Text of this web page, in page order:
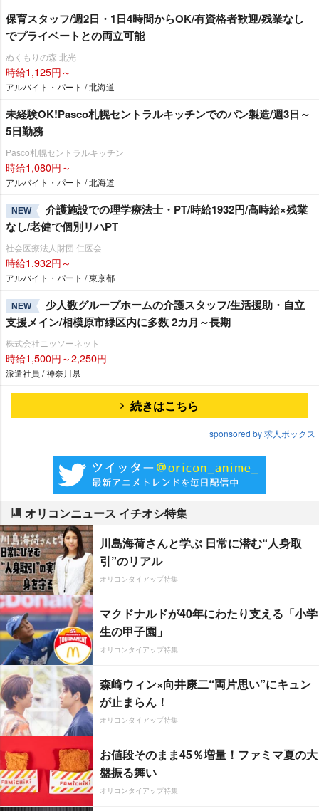
保育スタッフ/週2日・1日4時間からOK/有資格者歓迎/残業なし
でプライベートとの両立可能
ぬくもりの森 北光
時給1,125円～
アルバイト・パート / 北海道
未経験OK!Pasco札幌セントラルキッチンでのパン製造/週3日～
5日勤務
Pasco札幌セントラルキッチン
時給1,080円～
アルバイト・パート / 北海道
NEW
介護施設での理学療法士・PT/時給1932円/高時給×残業
なし/老健で個別リハPT
社会医療法人財団 仁医会
時給1,932円～
アルバイト・パート / 東京都
NEW
少人数グループホームの介護スタッフ/生活援助・自立
支援メイン/相模原市緑区内に多数 2カ月～長期
株式会社ニッソーネット
時給1,500円～2,250円
派遣社員 / 神奈川県
続きはこちら
sponsored by 求人ボックス
オリコンニュース イチオシ特集
川島海荷さんと学ぶ 日常に潜む“人身取
引”のリアル
オリコンタイアップ特集
マクドナルドが40年にわたり支える「小学
生の甲子園」
オリコンタイアップ特集
森崎ウィン×向井康二“両片思い”にキュン
が止まらん！
オリコンタイアップ特集
お値段そのまま45％増量！ファミマ夏の大
盤振る舞い
オリコンタイアップ特集